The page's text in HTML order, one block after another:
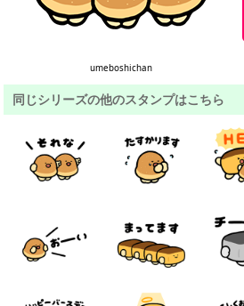
umeboshichan
同じシリーズの他のスタンプはこちら